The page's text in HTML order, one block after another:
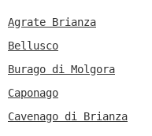
Agrate Brianza
Bellusco
Burago di Molgora
Caponago
Cavenago di Brianza